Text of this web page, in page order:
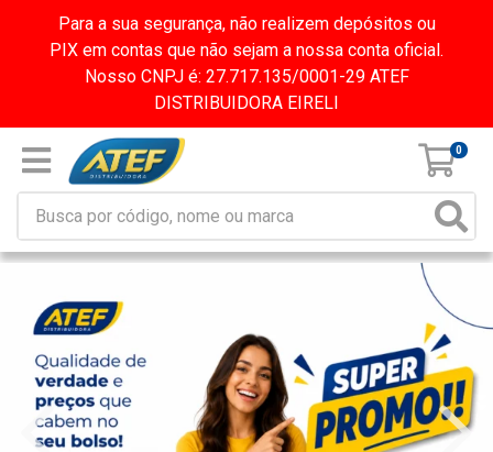
Para a sua segurança, não realizem depósitos ou
PIX em contas que não sejam a nossa conta oficial.
Nosso CNPJ é: 27.717.135/0001-29 ATEF
DISTRIBUIDORA EIRELI
0